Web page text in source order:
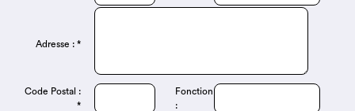
Adresse : *
Code Postal :
*
Fonction
: